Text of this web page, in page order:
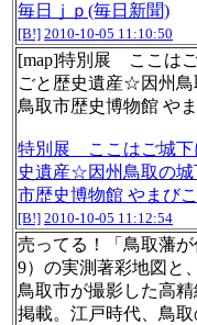
毎日ｊｐ(毎日新聞)
[B!] 2010-10-05 11:10:50
[map]特別展 ここは
ごと歴史遺産☆因州鳥
鳥取市歴史博物館 や
特別展 ここはご城下
史遺産☆因州鳥取の城
市歴史博物館 やまび
[B!] 2010-10-05 11:12:54
売ってる！「鳥取藩
9）の実測著彩地図と
鳥取市が撮影した高
掲載。江戸時代、鳥